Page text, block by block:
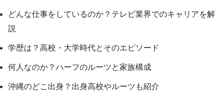
どんな仕事をしているのか？テレビ業界でのキャリアを解
説
学歴は？高校・大学時代とそのエピソード
何人なのか？ハーフのルーツと家族構成
沖縄のどこ出身？出身高校やルーツも紹介